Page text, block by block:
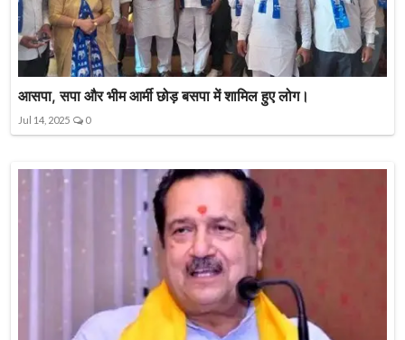
आसपा, सपा और भीम आर्मी छोड़ बसपा में शामिल हुए लोग।
Jul 14, 2025 0